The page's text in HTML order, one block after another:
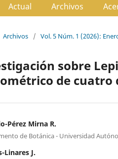
Actual Archivos
Archivos / Vol. 5 Núm. 1 (2026):
sobre
de cuatro
Pérez Mirna R.
de Botánica - Universidad
Linares J.